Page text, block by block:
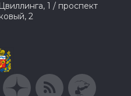
1 / проспект
2